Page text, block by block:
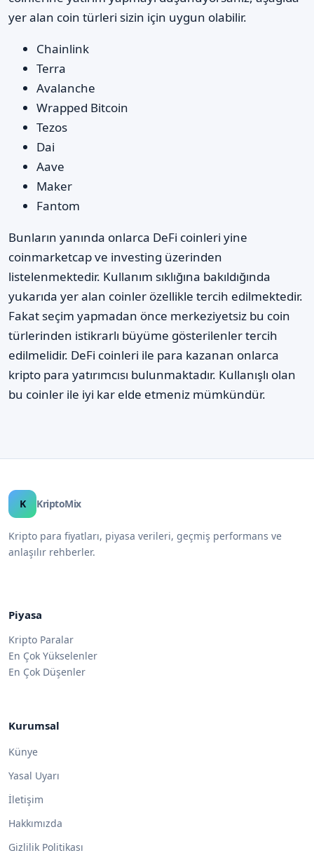
yer alan coin türleri sizin için uygun olabilir.
Chainlink
Terra
Avalanche
Wrapped Bitcoin
Tezos
Dai
Aave
Maker
Fantom
Bunların yanında onlarca DeFi coinleri yine
coinmarketcap ve investing üzerinden
listelenmektedir. Kullanım sıklığına bakıldığında
yukarıda yer alan coinler özellikle tercih edilmektedir.
Fakat seçim yapmadan önce merkeziyetsiz bu coin
türlerinden istikrarlı büyüme gösterilenler tercih
edilmelidir. DeFi coinleri ile para kazanan onlarca
kripto para yatırımcısı bulunmaktadır. Kullanışlı olan
bu coinler ile iyi kar elde etmeniz mümkündür.
K KriptoMix
Kripto para fiyatları, piyasa verileri, geçmiş performans ve
anlaşılır rehberler.
Piyasa
Kripto Paralar
En Çok Yükselenler
En Çok Düşenler
Kurumsal
Künye
Yasal Uyarı
İletişim
Hakkımızda
Gizlilik Politikası